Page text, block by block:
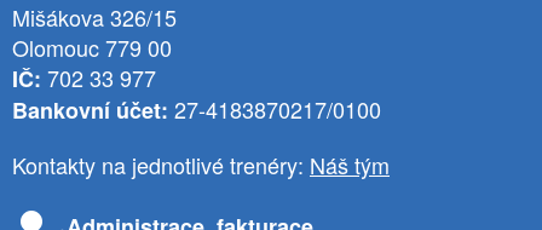
Mišákova 326/15
Olomouc 779 00
IČ: 702 33 977
Bankovní účet: 27-4183870217/0100
Kontakty na jednotlivé trenéry: Náš tým